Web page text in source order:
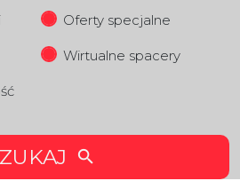
Oferty specjalne
Wirtualne spacery